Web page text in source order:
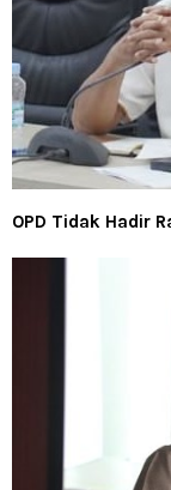
OPD Tidak Hadir